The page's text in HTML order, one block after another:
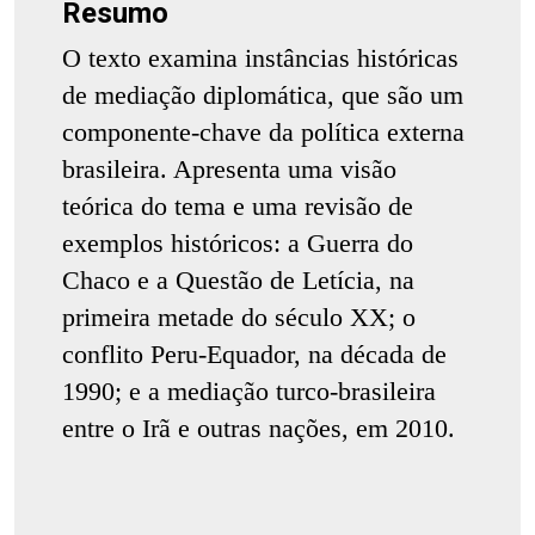
Resumo
O texto examina instâncias históricas
de mediação diplomática, que são um
componente-chave da política externa
brasileira. Apresenta uma visão
teórica do tema e uma revisão de
exemplos históricos: a Guerra do
Chaco e a Questão de Letícia, na
primeira metade do século XX; o
conflito Peru-Equador, na década de
1990; e a mediação turco-brasileira
entre o Irã e outras nações, em 2010.